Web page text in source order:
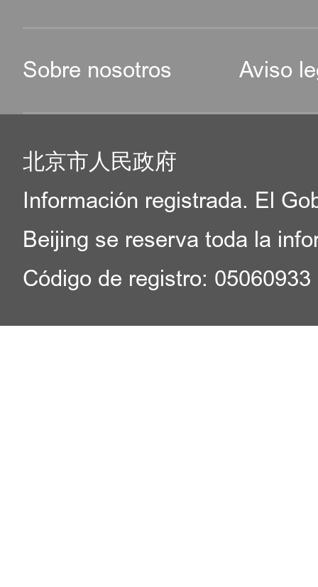
Sobre nosotros Aviso
北京市人民政府
Información registrada. El
Beijing se reserva toda la
Código de registro: 05060933